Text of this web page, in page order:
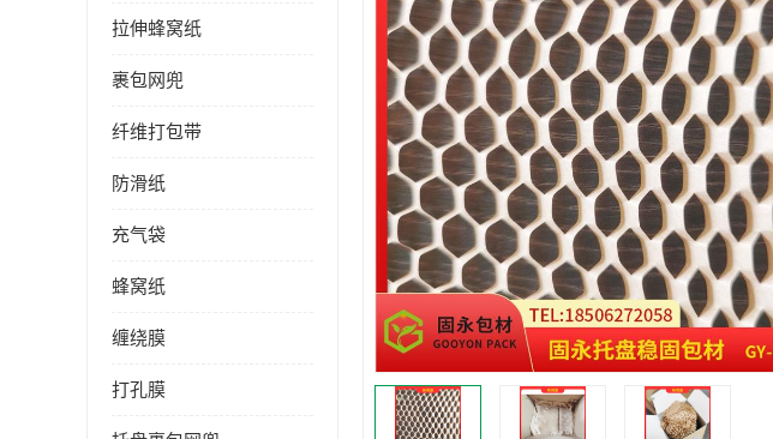
拉伸蜂窝纸
裹包网兜
纤维打包带
防滑纸
充气袋
蜂窝纸
缠绕膜
打孔膜